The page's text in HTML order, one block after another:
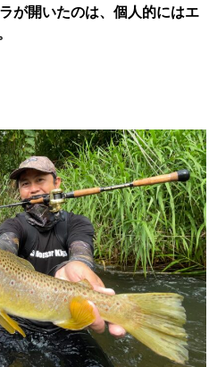
が開いたのは、個人的にはエ